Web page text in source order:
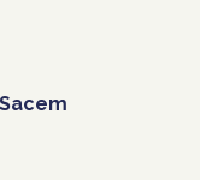
Sacem